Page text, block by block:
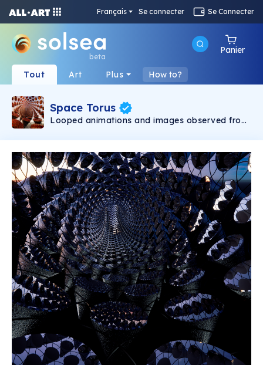
Français Se connecter Se Connecter
beta
Panier
Tout Art Plus How to?
Space Torus
Looped animations and images observed from
fly-throughs depict multiple states of the
abstract and hyperreal. Through the use of
texture, lighting and setting, multilayered visual
experiences are created